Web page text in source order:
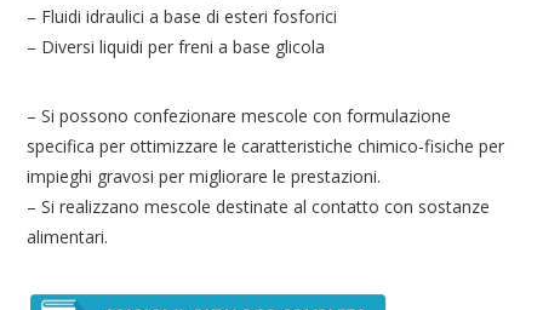
– Fluidi idraulici a base di esteri fosforici
– Diversi liquidi per freni a base glicola
– Si possono confezionare mescole con formulazione
specifica per ottimizzare le caratteristiche chimico-fisiche per
impieghi gravosi per migliorare le prestazioni.
– Si realizzano mescole destinate al contatto con sostanze
alimentari.